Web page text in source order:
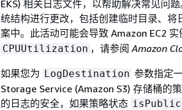
EKS) 相关日志文件，以帮助解决常见问
统结构进行更改，包括创建临时目录、
案中。此活动可能会导致 Amazon EC2 实
CPUUtilization ，请参阅Amazon
如果您为 LogDestination 参数指定
Storage Service (Amazon S3) 存储桶的
的日志的安全，如果策略状态 isPublic